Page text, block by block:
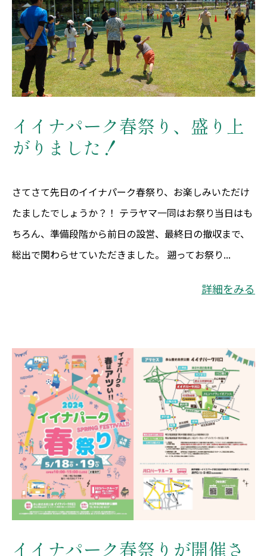
イイナパーク春祭り、盛り上
がりました！
さてさて先日のイイナパーク春祭り、お楽しみいただけ
たましたでしょうか？！ テラヤマ一同はお祭り当日はも
ちろん、準備段階から前日の設営、最終日の撤収まで、
総出で関わらせていただきました。 遡ってお祭り...
詳細をみる
イイナパーク春祭りが開催さ